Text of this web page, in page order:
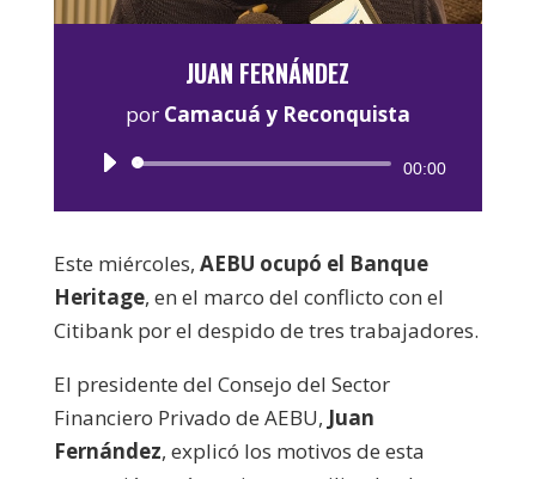
JUAN FERNÁNDEZ
por Camacuá y Reconquista
Reproductor
00:00
Este miércoles, AEBU ocupó el Banque
Heritage, en el marco del conflicto con el
Citibank por el despido de tres trabajadores.
El presidente del Consejo del Sector
Financiero Privado de AEBU, Juan
Fernández, explicó los motivos de esta